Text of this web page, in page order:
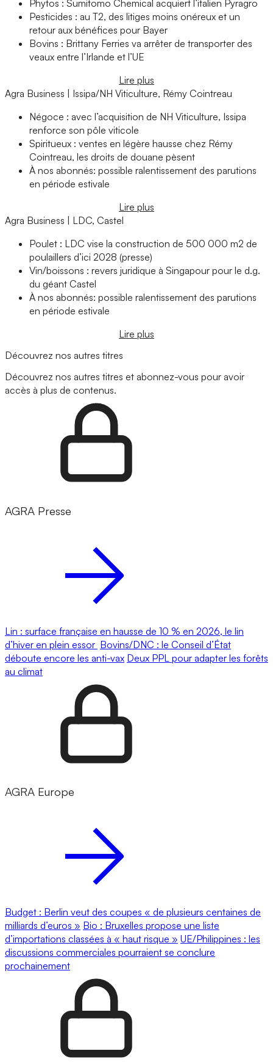
Phytos : Sumitomo Chemical acquiert l’italien Pyragro
Pesticides : au T2, des litiges moins onéreux et un
retour aux bénéfices pour Bayer
Bovins : Brittany Ferries va arrêter de transporter des
veaux entre l’Irlande et l’UE
Lire plus
Agra Business | Issipa/NH Viticulture, Rémy Cointreau
Négoce : avec l’acquisition de NH Viticulture, Issipa
renforce son pôle viticole
Spiritueux : ventes en légère hausse chez Rémy
Cointreau, les droits de douane pèsent
À nos abonnés: possible ralentissement des parutions
en période estivale
Lire plus
Agra Business | LDC, Castel
Poulet : LDC vise la construction de 500 000 m2 de
poulaillers d’ici 2028 (presse)
Vin/boissons : revers juridique à Singapour pour le d.g.
du géant Castel
À nos abonnés: possible ralentissement des parutions
en période estivale
Lire plus
Découvrez nos autres titres
Découvrez nos autres titres et abonnez-vous pour avoir
accès à plus de contenus.
AGRA Presse
Lin : surface française en hausse de 10 % en 2026, le lin
d’hiver en plein essor Bovins/DNC : le Conseil d’État
déboute encore les anti-vax Deux PPL pour adapter les forêts
au climat
AGRA Europe
Budget : Berlin veut des coupes « de plusieurs centaines de
milliards d’euros » Bio : Bruxelles propose une liste
d’importations classées à « haut risque » UE/Philippines : les
discussions commerciales pourraient se conclure
prochainement